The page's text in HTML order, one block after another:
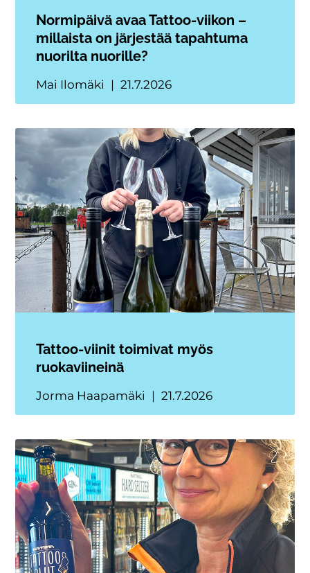
Normipäivä avaa Tattoo-viikon –
millaista on järjestää tapahtuma
nuorilta nuorille?
Mai Ilomäki 21.7.2026
Tattoo-viinit toimivat myös
ruokaviineinä
Jorma Haapamäki 21.7.2026